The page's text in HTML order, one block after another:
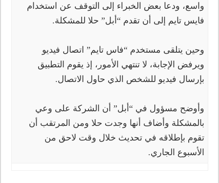
واسع، ودعا بعض الخبراء إلى التوقف عن استخدام
فايس تايم إلى أن تقدم “أبل” حلا للمشكلة.
وحين يتلقى مستخدم “فاس تايم” اتصال فيديو
ويرفض الإجابة، لا تنتهي الأمور، إذ يقوم التطبيق
بإرسال فيديو للشخص الذي حاول الاتصال.
وأوضح مسؤول في “أبل” أن الشركة على وعي
بالمشكلة وأضاف أنها وجدت حلا ومن المرتقب أن
تقوم بإطلاقه في تحديث خلال وقت لاحق من
الأسبوع الجاري.